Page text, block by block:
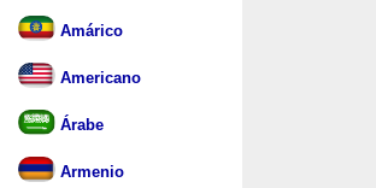
Amárico
Americano
Árabe
Armenio